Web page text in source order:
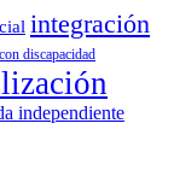
integración
discapacidad
independiente